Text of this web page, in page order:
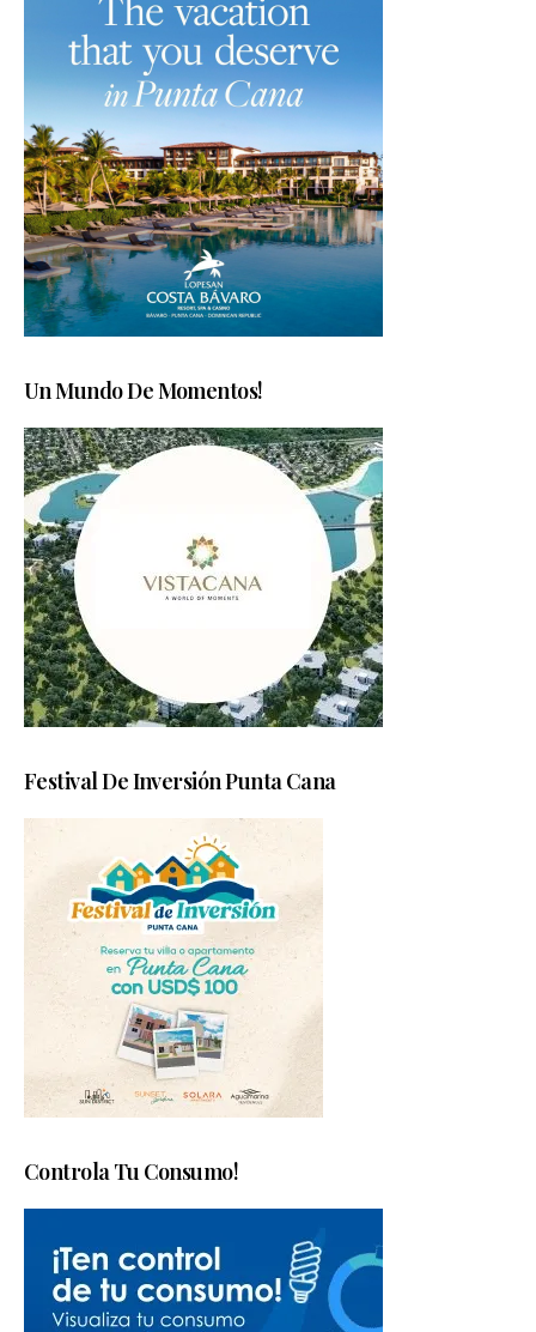
Un Mundo De Momentos!
Festival De Inversión Punta Cana
Controla Tu Consumo!